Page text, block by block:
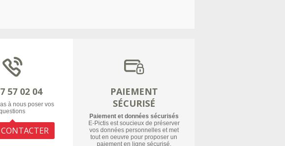
57 02 04
à nous poser vos
PAIEMENT
SÉCURISÉ
Paiement et données sécurisés
E-Pictis est soucieux de préserver
vos données personnelles et met
tout en oeuvre pour proposer un
paiement en ligne sécurisé.